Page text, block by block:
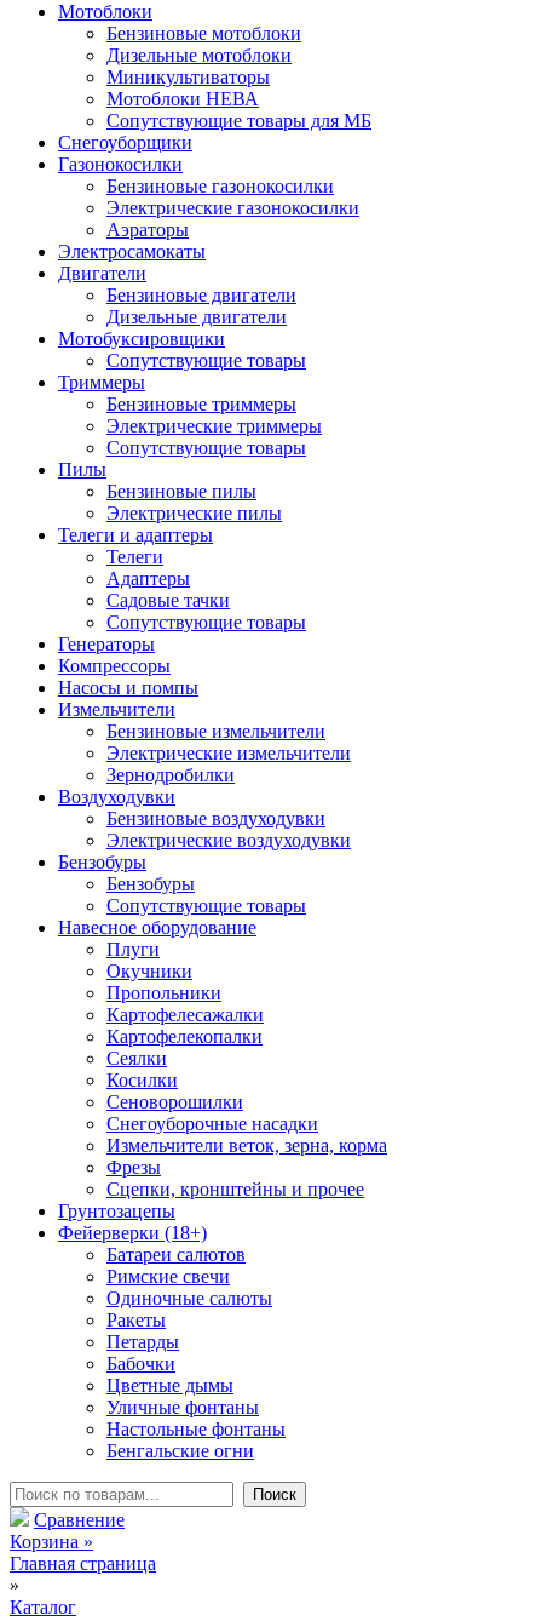
Мотоблоки
Бензиновые мотоблоки
Дизельные мотоблоки
Миникультиваторы
Мотоблоки НЕВА
Сопутствующие товары для МБ
Снегоуборщики
Газонокосилки
Бензиновые газонокосилки
Электрические газонокосилки
Аэраторы
Электросамокаты
Двигатели
Бензиновые двигатели
Дизельные двигатели
Мотобуксировщики
Сопутствующие товары
Триммеры
Бензиновые триммеры
Электрические триммеры
Сопутствующие товары
Пилы
Бензиновые пилы
Электрические пилы
Телеги и адаптеры
Телеги
Адаптеры
Садовые тачки
Сопутствующие товары
Генераторы
Компрессоры
Насосы и помпы
Измельчители
Бензиновые измельчители
Электрические измельчители
Зернодробилки
Воздуходувки
Бензиновые воздуходувки
Электрические воздуходувки
Бензобуры
Бензобуры
Сопутствующие товары
Навесное оборудование
Плуги
Окучники
Пропольники
Картофелесажалки
Картофелекопалки
Сеялки
Косилки
Сеноворошилки
Снегоуборочные насадки
Измельчители веток, зерна, корма
Фрезы
Сцепки, кронштейны и прочее
Грунтозацепы
Фейерверки (18+)
Батареи салютов
Римские свечи
Одиночные салюты
Ракеты
Петарды
Бабочки
Цветные дымы
Уличные фонтаны
Настольные фонтаны
Бенгальские огни
Сравнение
Корзина »
Главная страница
»
Каталог